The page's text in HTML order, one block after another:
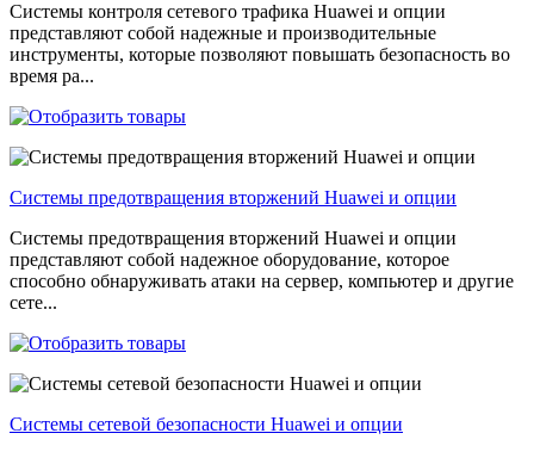
Системы контроля сетевого трафика Huawei и опции
представляют собой надежные и производительные
инструменты, которые позволяют повышать безопасность во
время ра...
Системы предотвращения вторжений Huawei и опции
Системы предотвращения вторжений Huawei и опции
представляют собой надежное оборудование, которое
способно обнаруживать атаки на сервер, компьютер и другие
сете...
Системы сетевой безопасности Huawei и опции